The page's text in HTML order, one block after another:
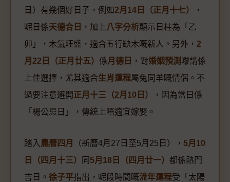
日）有幾個好日子，例如2月14日（正月十七）
，
呢日係天德合日 ，加上 八字分析顯示日柱為「乙
卯」，木氣旺盛，適合五行缺木嘅新人。另外， 2
月22日（正月廿五） 係月德日 ，對婚姻預測 嚟講係
上佳選擇，尤其適合生肖運程屬兔同羊嘅情侶。不
過要注意避開正月十三（2月10日）
，因為當日係
「楊公忌日」，傳統上唔適宜嫁娶。
踏入 農曆四月 （新曆4月27日至5月25日）， 5月10
日（四月十三）
同 5月18日（四月廿一） 都係熱門
吉日。 徐子平指出，呢段時間嘅流年運程受「太陽